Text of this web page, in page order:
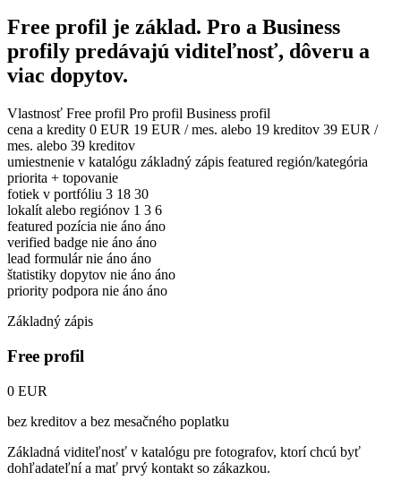
Free profil je základ. Pro a Business
profily predávajú viditeľnosť, dôveru a
viac dopytov.
Vlastnosť Free profil Pro profil Business profil
cena a kredity 0 EUR 19 EUR / mes. alebo 19 kreditov 39 EUR /
mes. alebo 39 kreditov
umiestnenie v katalógu základný zápis featured región/kategória
priorita + topovanie
fotiek v portfóliu 3 18 30
lokalít alebo regiónov 1 3 6
featured pozícia nie áno áno
verified badge nie áno áno
lead formulár nie áno áno
štatistiky dopytov nie áno áno
priority podpora nie áno áno
Základný zápis
Free profil
0 EUR
bez kreditov a bez mesačného poplatku
Základná viditeľnosť v katalógu pre fotografov, ktorí chcú byť
dohľadateľní a mať prvý kontakt so zákazkou.